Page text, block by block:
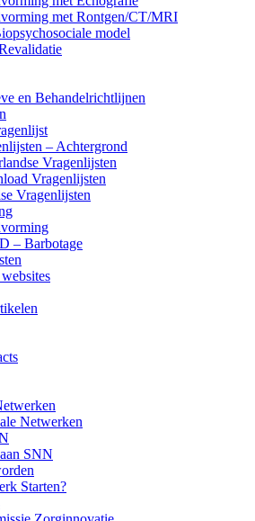
met Rontgen/CT/MRI
model
en Behandelrichtlijnen
– Achtergrond
Vragenlijsten
Vragenlijsten
Vragenlijsten
– Barbotage
Netwerken
SNN
Starten?